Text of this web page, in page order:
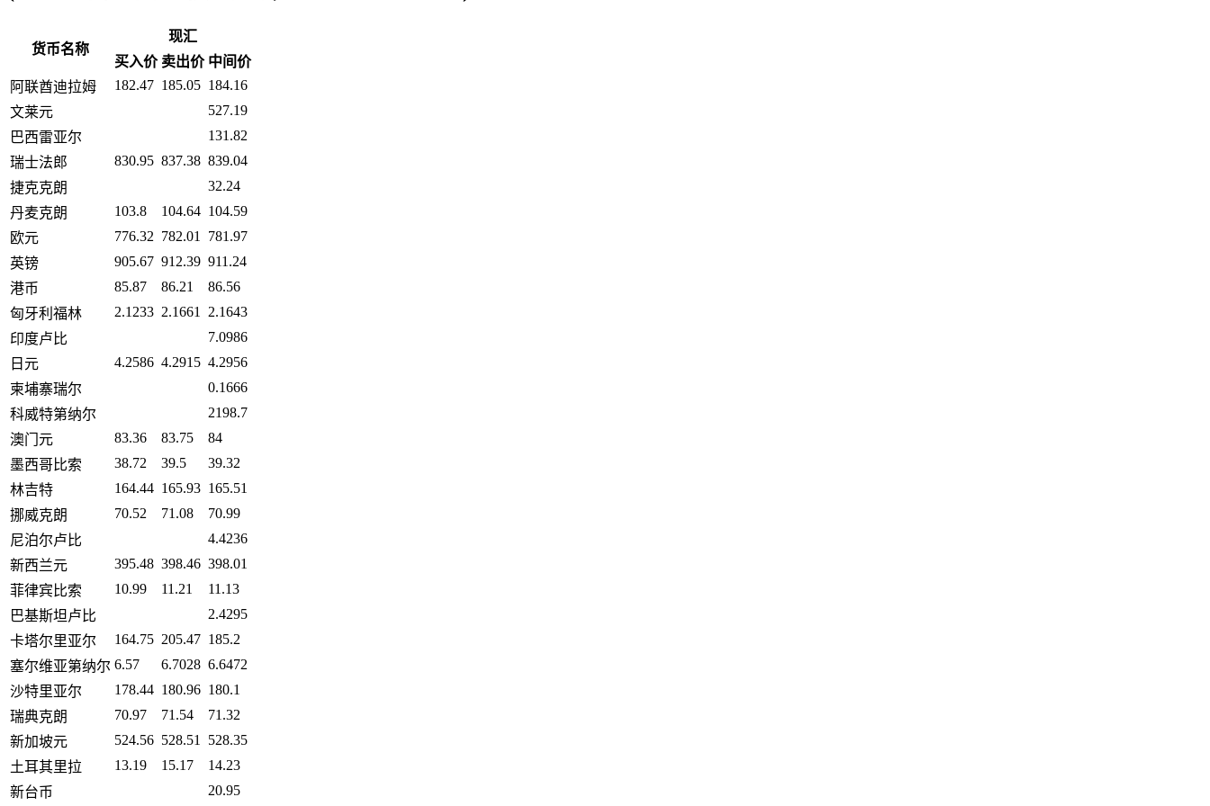
货币名称
现汇
买入价 卖出价 中间价
阿联酋迪拉姆
182.47 185.05 184.16
文莱元
527.19
巴西雷亚尔
131.82
瑞士法郎
830.95 837.38 839.04
捷克克朗
32.24
丹麦克朗
103.8 104.64 104.59
欧元
776.32 782.01
781.97
英镑
905.67 912.39 911.24
港币
85.87 86.21
86.56
匈牙利福林
2.1233 2.1661
2.1643
印度卢比
7.0986
日元
4.2586 4.2915 4.2956
柬埔寨瑞尔
0.1666
科威特第纳尔
2198.7
澳门元
83.36 83.75
84
墨西哥比索
38.72 39.5
39.32
林吉特
164.44 165.93 165.51
挪威克朗
70.52 71.08
70.99
尼泊尔卢比
4.4236
新西兰元
395.48 398.46 398.01
菲律宾比索
10.99 11.21
11.13
巴基斯坦卢比
2.4295
卡塔尔里亚尔
164.75 205.47 185.2
塞尔维亚第纳尔 6.57 6.7028 6.6472
沙特里亚尔
178.44 180.96 180.1
瑞典克朗
70.97 71.54
71.32
新加坡元
524.56 528.51
528.35
土耳其里拉
13.19 15.17
14.23
新台币
20.95